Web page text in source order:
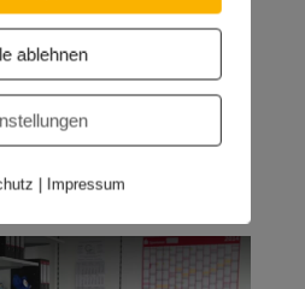
politische Arbeit
ablehnen
| Impressum